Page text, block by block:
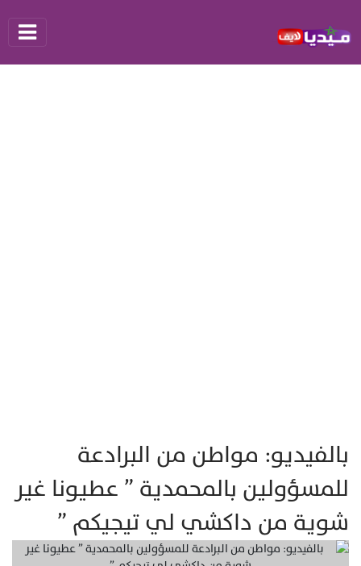
بالفيديو: مواطن من البرادعة
للمسؤولين بالمحمدية ” عطيونا غير
شوية من داكشي لي تيجيكم ”